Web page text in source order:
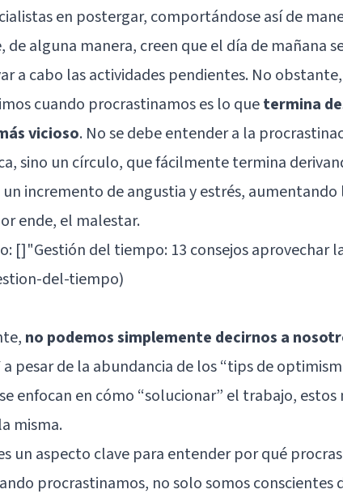
en postergar, comportándose así de
alguna manera, creen que el día de mañana
a cabo las actividades pendientes. No
cuando procrastinamos es lo quetermina
vicioso. No se debe entender a la
sino un círculo, que fácilmente termina
incremento de angustia y estrés, aumentando
ende, el malestar.
[]"Gestión del tiempo: 13 consejos aprovechar
del-tiempo)
no podemos simplemente decirnos a
a pesar de la abundancia de los “tips de
enfocan en cómo “solucionar” el trabajo,
misma.
un aspecto clave para entender por qué
procrastinamos, no solo somos conscientes